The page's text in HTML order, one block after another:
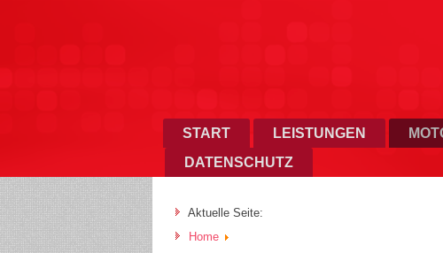
START LEISTUNGEN
DATENSCHUTZ
Aktuelle Seite:
Home